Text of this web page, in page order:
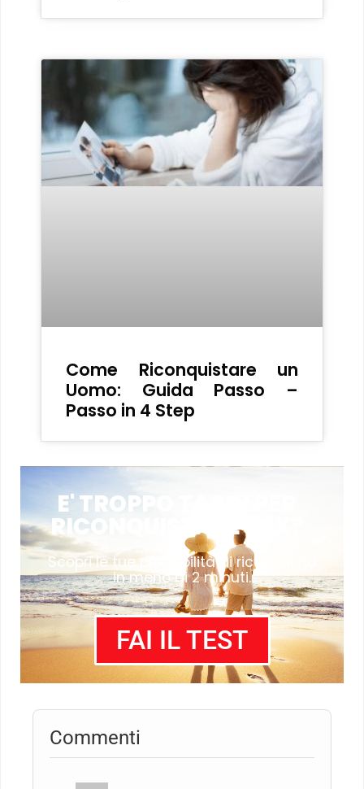
Come Riconquistare un
Uomo: Guida Passo –
Passo in 4 Step
E' TROPPO TARDI PER
RICONQUISTARE L'EX?
Scopri le tue probabilità di riconquista
in meno di 2 minuti.
FAI IL TEST
Commenti